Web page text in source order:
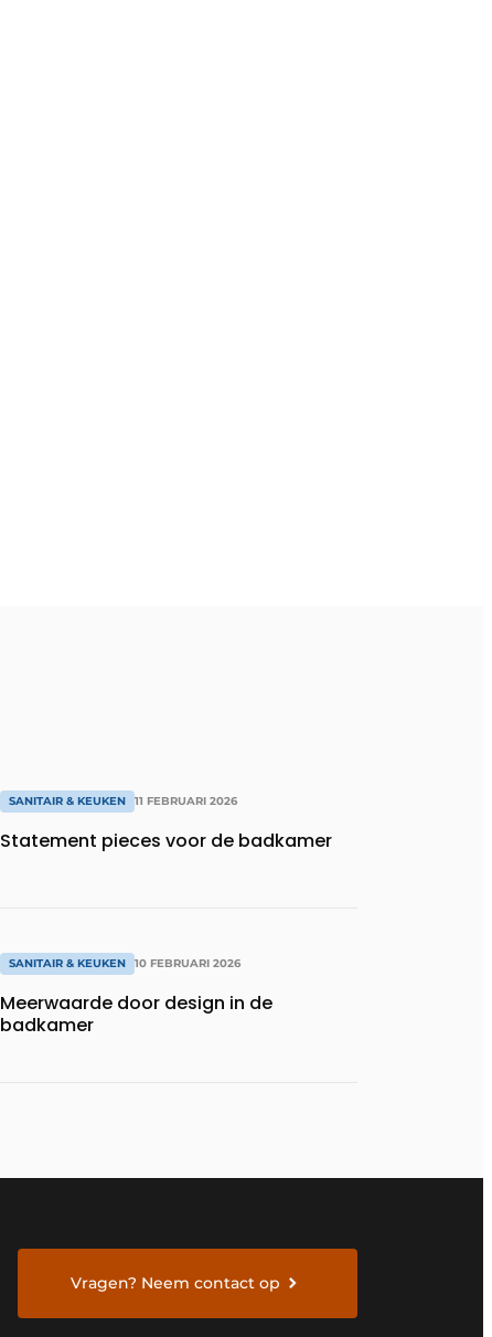
SANITAIR & KEUKEN 11 FEBRUARI 2026
Statement pieces voor de badkamer
SANITAIR & KEUKEN 10 FEBRUARI 2026
Meerwaarde door design in de
badkamer
Vragen? Neem contact op